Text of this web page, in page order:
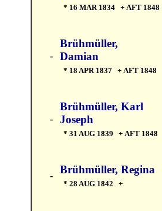
* 16 MAR 1834 + AFT 1848
-
Brühmüller,
Damian
* 18 APR 1837 + AFT 1848
-
Brühmüller, Karl
Joseph
* 31 AUG 1839 + AFT 1848
- Brühmüller, Regina
* 28 AUG 1842 +